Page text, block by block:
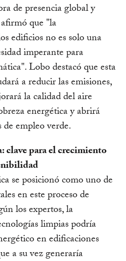
de presencia global y
que "la
edificios no es solo una
imperante para
Lobo destacó que esta
a reducir las emisiones,
la calidad del aire
energética y abrirá
empleo verde.
clave para el crecimiento
se posicionó como uno de
en este proceso de
los expertos, la
limpias podría
en edificaciones
a su vez generaría